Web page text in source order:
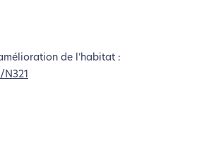
de l’habitat :